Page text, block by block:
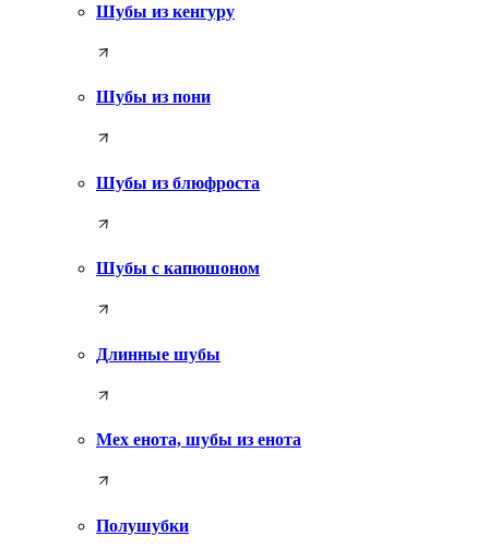
Шубы из кенгуру
Шубы из пони
Шубы из блюфроста
Шубы с капюшоном
Длинные шубы
Мех енота, шубы из енота
Полушубки